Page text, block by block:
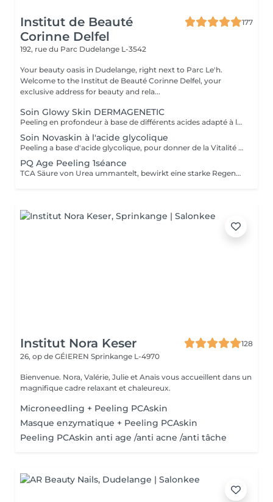
Institut de Beauté
Corinne Delfel
177
192, rue du Parc Dudelange L-3542
Your beauty oasis in Dudelange, right next to Parc Le'h.
Welcome to the Institut de Beauté Corinne Delfel, your
exclusive address for beauty and rela...
Soin Glowy Skin DERMAGENETIC
Peeling en profondeur à base de différents acides adapté à la peau. Traitement post peeling a base d'ampoules stériles, avec des ingrédients actifs destinés à stimuler les fonctions cellulaires et réparer la barrière cutanée. Destiné à tous type de peau sauf trop sèche.
Soin Novaskin à l'acide glycolique
Peeling a base d'acide glycolique, pour donner de la Vitalité à la peau. Soin pas très abrasive pour la peau.
PQ Age Peeling 1séance
TCA Säure von Urea ummantelt, bewirkt eine starke Regeneration der Haut (Hauterneuerung).
Institut Nora Keser
128
26, op de GÉIEREN Sprinkange L-4970
Bienvenue. Nora, Valérie, Julie et Anaïs vous accueillent dans un
magnifique cadre relaxant et chaleureux.
Microneedling + Peeling PCAskin
Masque enzymatique + Peeling PCAskin
Peeling PCAskin anti age /anti acne /anti tâche